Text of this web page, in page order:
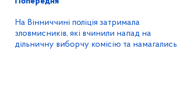
На Вінниччині поліція затримала
зловмисників, які вчинили напад на
дільничну виборчу комісію та намагались